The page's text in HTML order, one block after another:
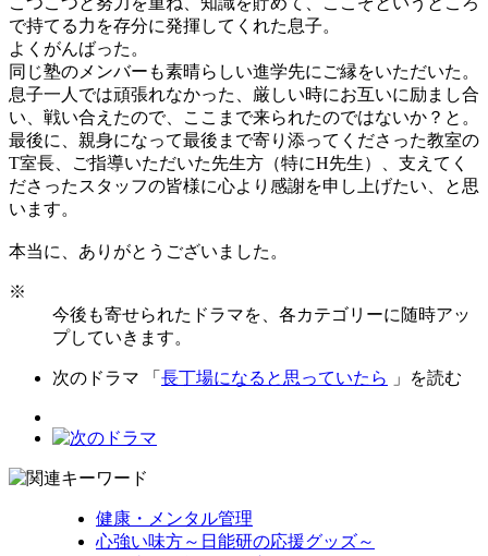
で持てる力を存分に発揮してくれた息子。
よくがんばった。
同じ塾のメンバーも素晴らしい進学先にご縁をいただいた。
息子一人では頑張れなかった、厳しい時にお互いに励まし合
い、戦い合えたので、ここまで来られたのではないか？と。
最後に、親身になって最後まで寄り添ってくださった教室の
T室長、ご指導いただいた先生方（特にH先生）、支えてく
ださったスタッフの皆様に心より感謝を申し上げたい、と思
います。
本当に、ありがとうございました。
※
今後も寄せられたドラマを、各カテゴリーに随時アッ
プしていきます。
次のドラマ 「 長丁場になると思っていたら 」を読む
健康・メンタル管理
心強い味方～日能研の応援グッズ～